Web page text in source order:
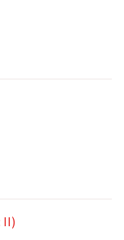
II)